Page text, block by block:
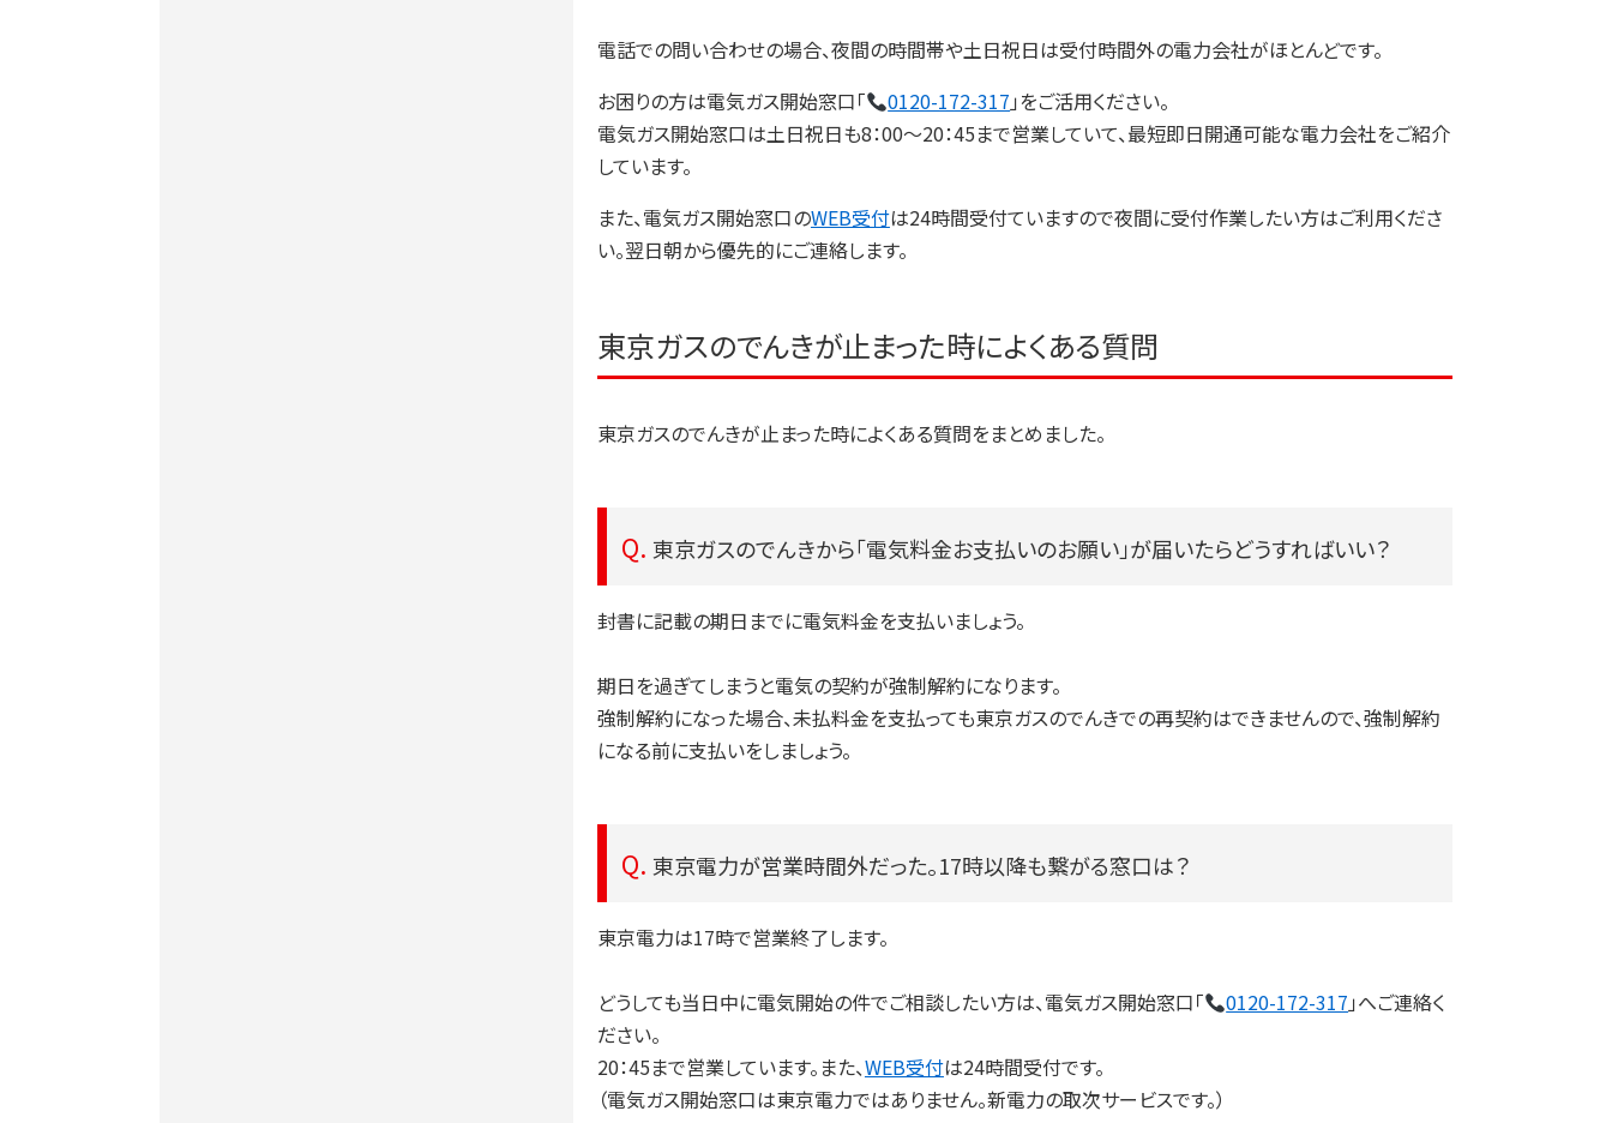
電話での問い合わせの場合、夜間の時間帯や土日祝日は受付時間外の電力会社がほとんどです。
お困りの方は電気ガス開始窓口「
0120-172-317 」をご活用ください。
電気ガス開始窓口は土日祝日も8：00～20：45まで営業していて、最短即日開通可能な電力会社をご紹介
しています。
また、電気ガス開始窓口のWEB受付は24時間受付ていますので夜間に受付作業したい方はご利用くださ
い。翌日朝から優先的にご連絡します。
東京ガスのでんきが止まった時によくある質問
東京ガスのでんきが止まった時によくある質問をまとめました。
東京ガスのでんきから「電気料金お支払いのお願い」が届いたらどうすればいい？
封書に記載の期日までに電気料金を支払いましょう。
期日を過ぎてしまうと電気の契約が強制解約になります。
強制解約になった場合、未払料金を支払っても東京ガスのでんきでの再契約はできませんので、強制解約
になる前に支払いをしましょう。
東京電力が営業時間外だった。17時以降も繋がる窓口は？
東京電力は17時で営業終了します。
どうしても当日中に電気開始の件でご相談したい方は、電気ガス開始窓口「 0120-172-317 」へご連絡く
ださい。
20：45まで営業しています。また、WEB受付は24時間受付です。
（電気ガス開始窓口は東京電力ではありません。新電力の取次サービスです。）